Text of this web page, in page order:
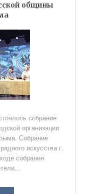
общины
собрание
организации
Собрание
искусства г.
собрания